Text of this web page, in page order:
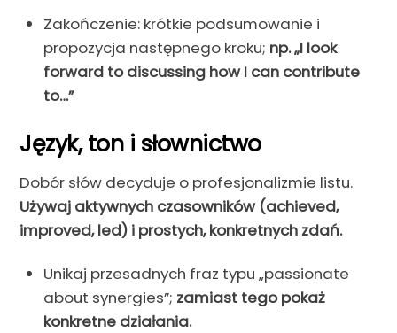
Zakończenie: krótkie podsumowanie i
propozycja następnego kroku; np. „I look
forward to discussing how I can contribute
to…”
Język, ton i słownictwo
Dobór słów decyduje o profesjonalizmie listu.
Używaj aktywnych czasowników (achieved,
improved, led) i prostych, konkretnych zdań.
Unikaj przesadnych fraz typu „passionate
about synergies”; zamiast tego pokaż
konkretne działania.